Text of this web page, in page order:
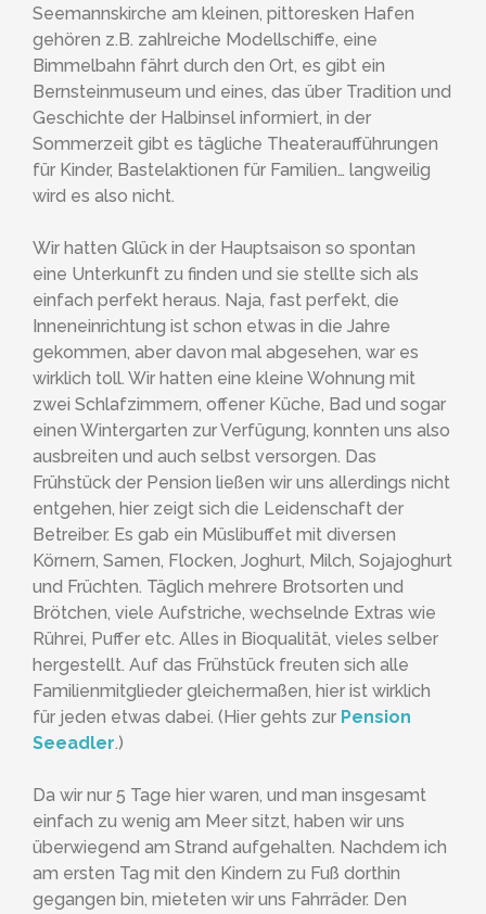
Seemannskirche am kleinen, pittoresken Hafen
gehören z.B. zahlreiche Modellschiffe, eine
Bimmelbahn fährt durch den Ort, es gibt ein
Bernsteinmuseum und eines, das über Tradition und
Geschichte der Halbinsel informiert, in der
Sommerzeit gibt es tägliche Theateraufführungen
für Kinder, Bastelaktionen für Familien… langweilig
wird es also nicht.
Wir hatten Glück in der Hauptsaison so spontan
eine Unterkunft zu finden und sie stellte sich als
einfach perfekt heraus. Naja, fast perfekt, die
Inneneinrichtung ist schon etwas in die Jahre
gekommen, aber davon mal abgesehen, war es
wirklich toll. Wir hatten eine kleine Wohnung mit
zwei Schlafzimmern, offener Küche, Bad und sogar
einen Wintergarten zur Verfügung, konnten uns also
ausbreiten und auch selbst versorgen. Das
Frühstück der Pension ließen wir uns allerdings nicht
entgehen, hier zeigt sich die Leidenschaft der
Betreiber. Es gab ein Müslibuffet mit diversen
Körnern, Samen, Flocken, Joghurt, Milch, Sojajoghurt
und Früchten. Täglich mehrere Brotsorten und
Brötchen, viele Aufstriche, wechselnde Extras wie
Rührei, Puffer etc. Alles in Bioqualität, vieles selber
hergestellt. Auf das Frühstück freuten sich alle
Familienmitglieder gleichermaßen, hier ist wirklich
für jeden etwas dabei. (Hier gehts zur Pension
Seeadler.)
Da wir nur 5 Tage hier waren, und man insgesamt
einfach zu wenig am Meer sitzt, haben wir uns
überwiegend am Strand aufgehalten. Nachdem ich
am ersten Tag mit den Kindern zu Fuß dorthin
gegangen bin, mieteten wir uns Fahrräder. Den